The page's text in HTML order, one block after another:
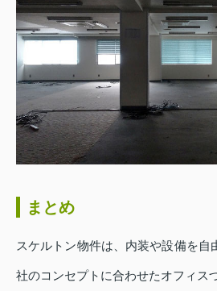
まとめ
スケルトン物件は、内装や設備を自
社のコンセプトに合わせたオフィス